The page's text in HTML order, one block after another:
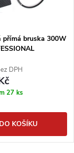
přímá bruska 300W
DPH
27 ks
DO KOŠÍKU